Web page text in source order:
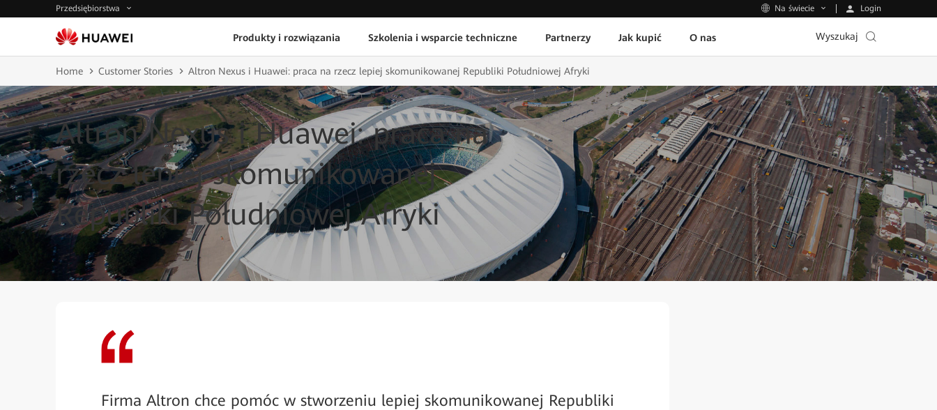
Przedsiębiorstwa Na świecie Login
Produkty i rozwiązania Szkolenia i wsparcie techniczne Partnerzy Jak kupić O nas Wyszukaj
Home Customer Stories Altron Nexus i Huawei: praca na rzecz lepiej skomunikowanej Republiki Południowej Afryki
Altron Nexus i Huawei: praca na
rzecz lepiej skomunikowanej
Republiki Południowej Afryki
Firma Altron chce pomóc w stworzeniu lepiej skomunikowanej Republiki